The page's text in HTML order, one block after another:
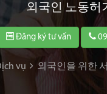
외국인 노동허
Đăng ký tư vấn
vụ 외국인을 위한